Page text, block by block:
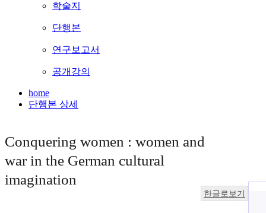
학술지
단행본
연구보고서
공개강의
home
단행본 상세
Conquering women : women and
war in the German cultural
imagination
한글로보기